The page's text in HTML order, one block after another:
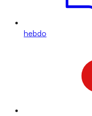
hebdo